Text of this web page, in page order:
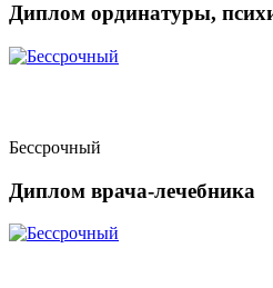
Диплом ординатуры,
Бессрочный
Диплом врача-лечебника